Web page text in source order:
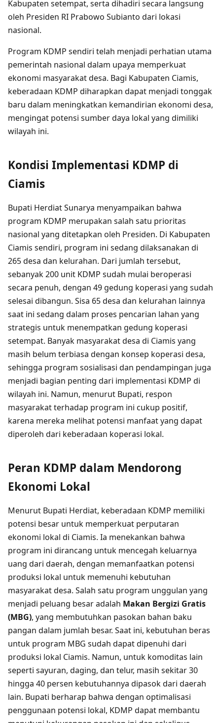
Kabupaten setempat, serta dihadiri secara langsung
oleh Presiden RI Prabowo Subianto dari lokasi
nasional.
Program KDMP sendiri telah menjadi perhatian utama
pemerintah nasional dalam upaya memperkuat
ekonomi masyarakat desa. Bagi Kabupaten Ciamis,
keberadaan KDMP diharapkan dapat menjadi tonggak
baru dalam meningkatkan kemandirian ekonomi desa,
mengingat potensi sumber daya lokal yang dimiliki
wilayah ini.
Kondisi Implementasi KDMP di
Ciamis
Bupati Herdiat Sunarya menyampaikan bahwa
program KDMP merupakan salah satu prioritas
nasional yang ditetapkan oleh Presiden. Di Kabupaten
Ciamis sendiri, program ini sedang dilaksanakan di
265 desa dan kelurahan. Dari jumlah tersebut,
sebanyak 200 unit KDMP sudah mulai beroperasi
secara penuh, dengan 49 gedung koperasi yang sudah
selesai dibangun. Sisa 65 desa dan kelurahan lainnya
saat ini sedang dalam proses pencarian lahan yang
strategis untuk menempatkan gedung koperasi
setempat. Banyak masyarakat desa di Ciamis yang
masih belum terbiasa dengan konsep koperasi desa,
sehingga program sosialisasi dan pendampingan juga
menjadi bagian penting dari implementasi KDMP di
wilayah ini. Namun, menurut Bupati, respon
masyarakat terhadap program ini cukup positif,
karena mereka melihat potensi manfaat yang dapat
diperoleh dari keberadaan koperasi lokal.
Peran KDMP dalam Mendorong
Ekonomi Lokal
Menurut Bupati Herdiat, keberadaan KDMP memiliki
potensi besar untuk memperkuat perputaran
ekonomi lokal di Ciamis. Ia menekankan bahwa
program ini dirancang untuk mencegah keluarnya
uang dari daerah, dengan memanfaatkan potensi
produksi lokal untuk memenuhi kebutuhan
masyarakat desa. Salah satu program unggulan yang
menjadi peluang besar adalah Makan Bergizi Gratis
(MBG), yang membutuhkan pasokan bahan baku
pangan dalam jumlah besar. Saat ini, kebutuhan beras
untuk program MBG sudah dapat dipenuhi dari
produksi lokal Ciamis. Namun, untuk komoditas lain
seperti sayuran, daging, dan telur, masih sekitar 30
hingga 40 persen kebutuhannya dipasok dari daerah
lain. Bupati berharap bahwa dengan optimalisasi
penggunaan potensi lokal, KDMP dapat membantu